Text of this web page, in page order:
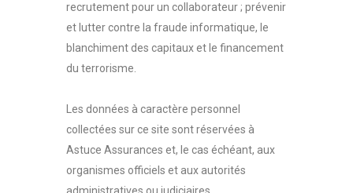
recrutement pour un collaborateur ; prévenir
et lutter contre la fraude informatique, le
blanchiment des capitaux et le financement
du terrorisme.
Les données à caractère personnel
collectées sur ce site sont réservées à
Astuce Assurances et, le cas échéant, aux
organismes officiels et aux autorités